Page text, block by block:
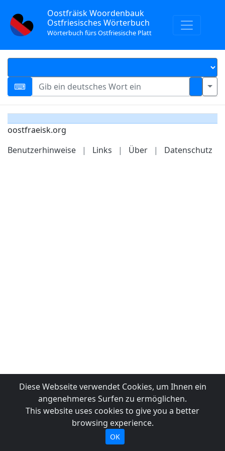
Oostfräisk Woordenbauk
Ostfriesisches Wörterbuch
Wörterbuch fürs Ostfriesische Platt
oostfraeisk.org
Benutzerhinweise
| Links | Über | Datenschutz
Diese Webseite verwendet Cookies, um Ihnen ein
angenehmeres Surfen zu ermöglichen.
This website uses cookies to give you a better
browsing experience.
OK